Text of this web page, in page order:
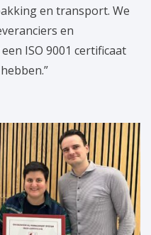
en transport. We
en
ISO 9001 certificaat